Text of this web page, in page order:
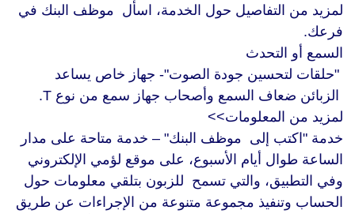
لمزيد من التفاصيل حول الخدمة، اسأل موظف البنك في
فرعك.
السمع أو التحدث
"حلقات لتحسين جودة الصوت"- جهاز خاص يساعد
الزبائن ضعاف السمع وأصحاب جهاز سمع من نوع T.
لمزيد من المعلومات>>
خدمة "اكتب إلى موظف البنك" – خدمة متاحة على مدار
الساعة طوال أيام الأسبوع، على موقع لؤمي الإلكتروني
وفي التطبيق، والتي تسمح للزبون بتلقي معلومات حول
الحساب وتنفيذ مجموعة متنوعة من الإجراءات عن طريق